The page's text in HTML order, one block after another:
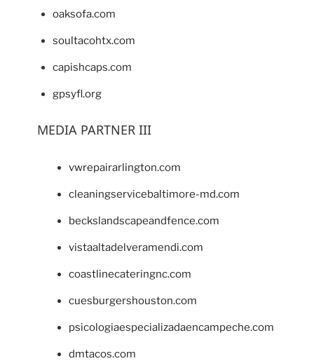
oaksofa.com
soultacohtx.com
capishcaps.com
gpsyfl.org
MEDIA PARTNER III
vwrepairarlington.com
cleaningservicebaltimore-md.com
beckslandscapeandfence.com
vistaaltadelveramendi.com
coastlinecateringnc.com
cuesburgershouston.com
psicologiaespecializadaencampeche.com
dmtacos.com